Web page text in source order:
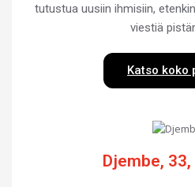
tutustua uusiin ihmisiin,
viestiä
Katso koko
Djembe,